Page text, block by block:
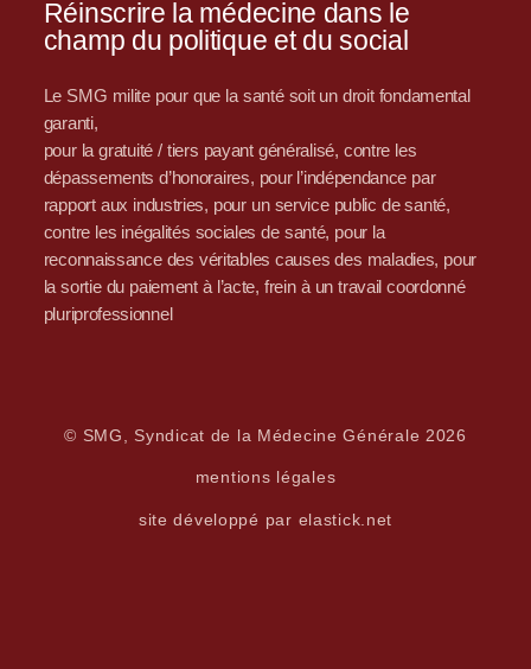
Réinscrire la médecine dans le
champ du politique et du social
Le SMG milite pour que la santé soit un droit fondamental
garanti,
pour la gratuité / tiers payant généralisé, contre les
dépassements d’honoraires, pour l’indépendance par
rapport aux industries, pour un service public de santé,
contre les inégalités sociales de santé, pour la
reconnaissance des véritables causes des maladies, pour
la sortie du paiement à l’acte, frein à un travail coordonné
pluriprofessionnel
© SMG, Syndicat de la Médecine Générale 2026
mentions légales
site développé par elastick.net